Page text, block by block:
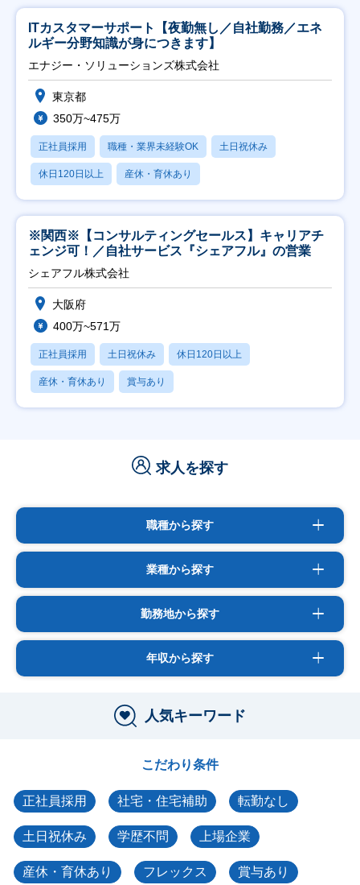
ITカスタマーサポート【夜勤無し／自社勤務／エネ
ルギー分野知識が身につきます】
エナジー・ソリューションズ株式会社
東京都
350万~475万
正社員採用 職種・業界未経験OK 土日祝休み
休日120日以上 産休・育休あり
※関西※【コンサルティングセールス】キャリアチ
ェンジ可！／自社サービス『シェアフル』の営業
シェアフル株式会社
大阪府
400万~571万
正社員採用 土日祝休み 休日120日以上
産休・育休あり 賞与あり
求人を探す
職種から探す
業種から探す
勤務地から探す
年収から探す
人気キーワード
こだわり条件
正社員採用 社宅・住宅補助 転勤なし
土日祝休み 学歴不問 上場企業
産休・育休あり フレックス 賞与あり